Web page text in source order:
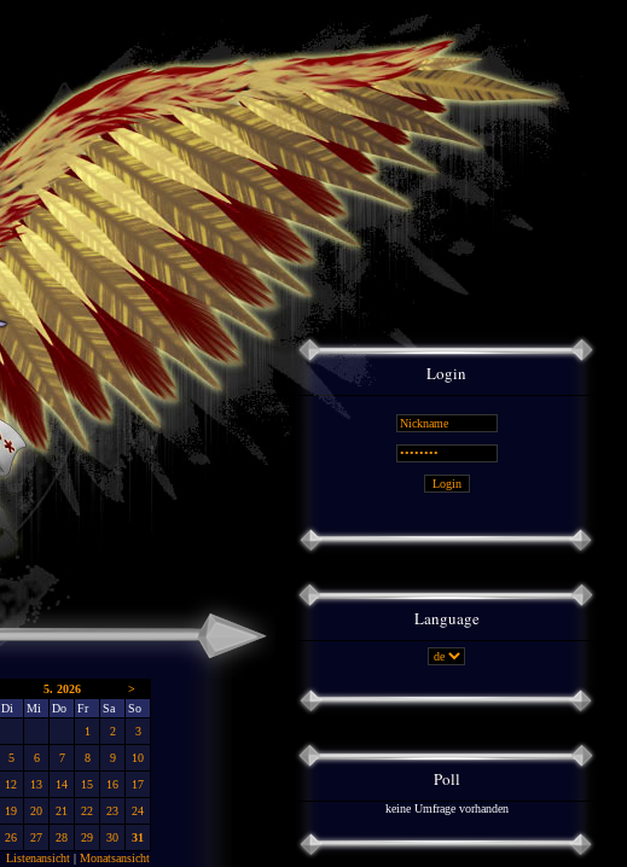
5. 2026
>
Di Mi Do Fr Sa
So
1
2
3
5 6 7 8 9
10
12 13 14 15 16
17
19 20 21 22 23
24
26 27 28 29 30
31
Listenansicht | Monatsansicht
Login
Language
Poll
keine Umfrage vorhanden